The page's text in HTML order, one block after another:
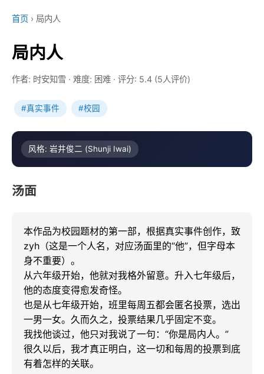
首页 › 局内人
局内人
作者: 时安知雪 · 难度: 困难 · 评分: 5.4 (5人评价)
#真实事件 #校园
风格: 岩井俊二 (Shunji Iwai)
汤面
本作品为校园题材的第一部，根据真实事件创作，致
zyh（这是一个人名，对应汤面里的“他”，但字母本
身不重要）。
从六年级开始，他就对我格外留意。升入七年级后，
他的态度变得愈发奇怪。
也是从七年级开始，班里每周五都会匿名投票，选出
一男一女。久而久之，投票结果几乎固定不变。
我找他谈过，他只对我说了一句：“你是局内人。”
很久以后，我才真正明白，这一切和每周的投票到底
有着怎样的关联。